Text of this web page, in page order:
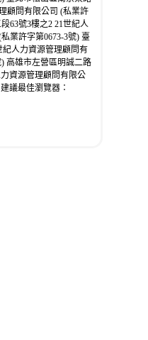
顧問有限公司 (私業許
63號3樓之2 21世紀人
業許字第0673-3號) 臺
紀人力資源管理顧問有
高雄市左營區明誠二路
資源管理顧問有限公
議最佳瀏覽器：